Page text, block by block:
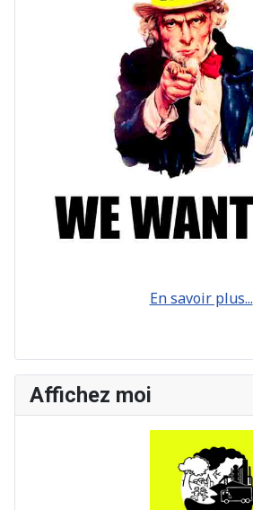
En savoir plus...
Affichez moi